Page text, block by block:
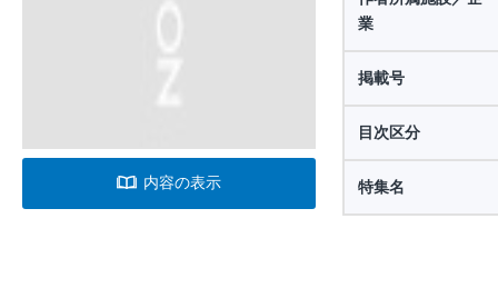
内容の表示
業
掲載号
目次区分
特集名